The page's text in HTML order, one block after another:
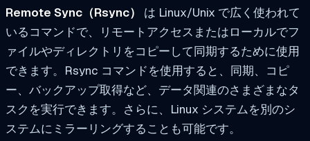
Remote Sync（Rsync）
は Linux/Unix で広く使われて
いるコマンドで、リモートアクセスまたはローカルでフ
ァイルやディレクトリをコピーして同期するために使用
できます。Rsync コマンドを使用すると、同期、コピ
ー、バックアップ取得など、データ関連のさまざまなタ
スクを実行できます。さらに、Linux システムを別のシ
ステムにミラーリングすることも可能です。